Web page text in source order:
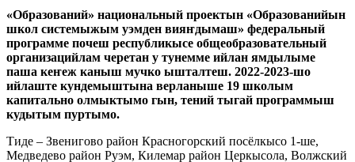
«Образований» национальный проектын «Образованийын
школ системыжым уэмден вияҥдымаш» федеральный
программе почеш республикысе общеобразовательный
организацийлам черетан у тунемме ийлан ямдылыме
паша кеҥеж каныш мучко ышталтеш. 2022-2023-шо
ийлаште кундемыштына верланыше 19 школым
капитально олмыктымо гын, тений тыгай программыш
кудытым пуртымо.
Тиде – Звенигово район Красногорский посёлкысо 1-ше,
Медведево район Руэм, Килемар район Церкысола, Волжский